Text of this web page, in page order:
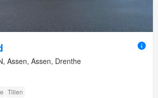
Assen, Assen, Drenthe
Tillen